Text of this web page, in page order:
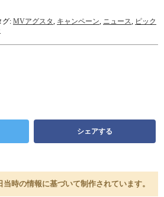
: MVアグスタ, キャンペーン, ニュース, ピック
シェアする
時の情報に基づいて制作されています。